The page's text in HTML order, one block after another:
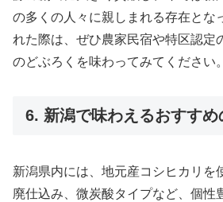
の多くの人々に親しまれる存在とな
れた際は、ぜひ農家民宿や特区認定
のどぶろくを味わってみてください。
6. 新潟で味わえるおすすめ
新潟県内には、地元産コシヒカリを
廃仕込み、微炭酸タイプなど、個性